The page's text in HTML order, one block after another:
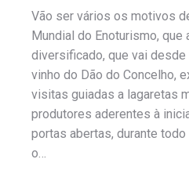
Vão ser vários os motivos
Mundial do Enoturismo, que
diversificado, que vai
vinho do Dão do Concelho,
visitas guiadas a lagaretas
produtores aderentes à
portas abertas, durante
o…